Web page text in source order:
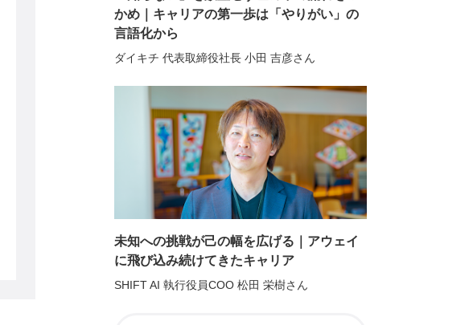
かめ｜キャリアの第一歩は「やりがい」の
言語化から
ダイキチ 代表取締役社長 小田 吉彦さん
未知への挑戦が己の幅を広げる｜アウェイ
に飛び込み続けてきたキャリア
SHIFT AI 執行役員COO 松田 栄樹さん